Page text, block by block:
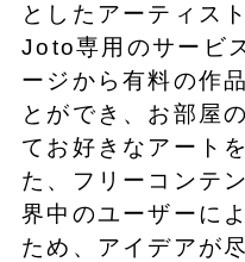
としたアーティス
Joto専用のサービ
ージから有料の作
とができ、お部屋
てお好きなアート
た、フリーコンテ
界中のユーザーに
ため、アイデアが